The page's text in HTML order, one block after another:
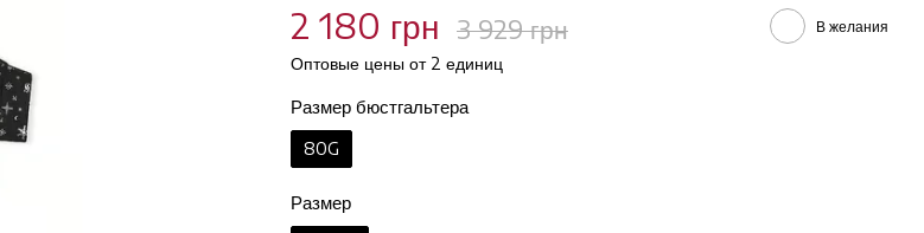
2 180 грн 3 929 грн В желания
Оптовые цены от 2 единиц
Размер бюстгальтера
80G
Размер